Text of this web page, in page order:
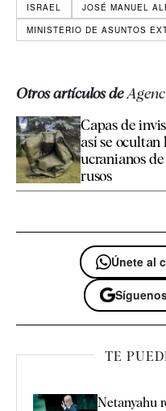
ISRAEL
JOSÉ MANUEL
MINISTERIO DE ASUNTOS
Otros artículos de
Capas de
así se ocultan
ucranianos
rusos
Únete al
TE
Netanyahu